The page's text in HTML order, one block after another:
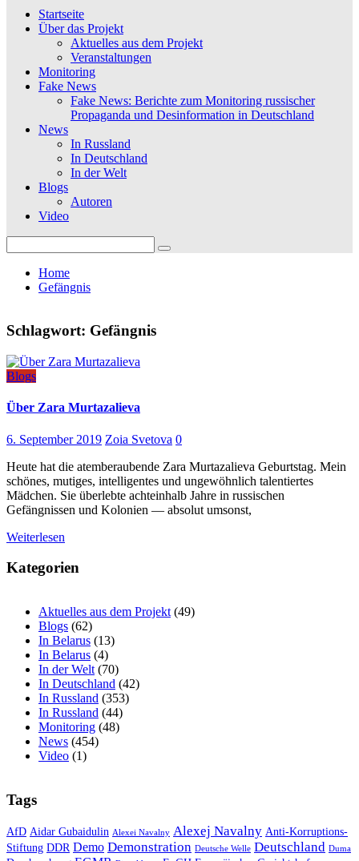
Startseite
Über das Projekt
Aktuelles aus dem Projekt
Veranstaltungen
Monitoring
Fake News
Fake News: Berichte zum Monitoring russischer
Propaganda und Desinformation in Deutschland
News
In Russland
In Deutschland
In der Welt
Blogs
Autoren
Video
for:
Home
Gefängnis
Schlagwort: Gefängnis
Blogs
Über Zara Murtazalieva
6. September 2019 Zoia Svetova 0
Heute hat die atemberaubende Zara Murtazalieva Geburtstag. Mein
schönes, mutiges, intelligentes und ungewöhnlich talentiertes
Mädchen. Sie überlebte achteinhalb Jahre in russischen
Gefängnissen und Kolonien — absolut umsonst,
Weiterlesen
Kategorien
Aktuelles aus dem Projekt (49)
Blogs (62)
In Belarus (13)
In Belarus (4)
In der Welt (70)
In Deutschland (42)
In Russland (353)
In Russland (44)
Monitoring (48)
News (454)
Video (1)
Tags
AfD Aidar Gubaidulin Alexei Navalny Alexej Navalny Anti-Korruptions-
Stiftung DDR Demo Demonstration Deutsche Welle Deutschland Duma